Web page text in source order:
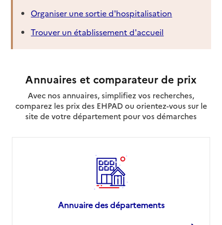
Organiser une sortie d'hospitalisation
Trouver un établissement d'accueil
Annuaires et comparateur de prix
Avec nos annuaires, simplifiez vos recherches,
comparez les prix des EHPAD ou orientez-vous sur le
site de votre département pour vos démarches
Annuaire des départements